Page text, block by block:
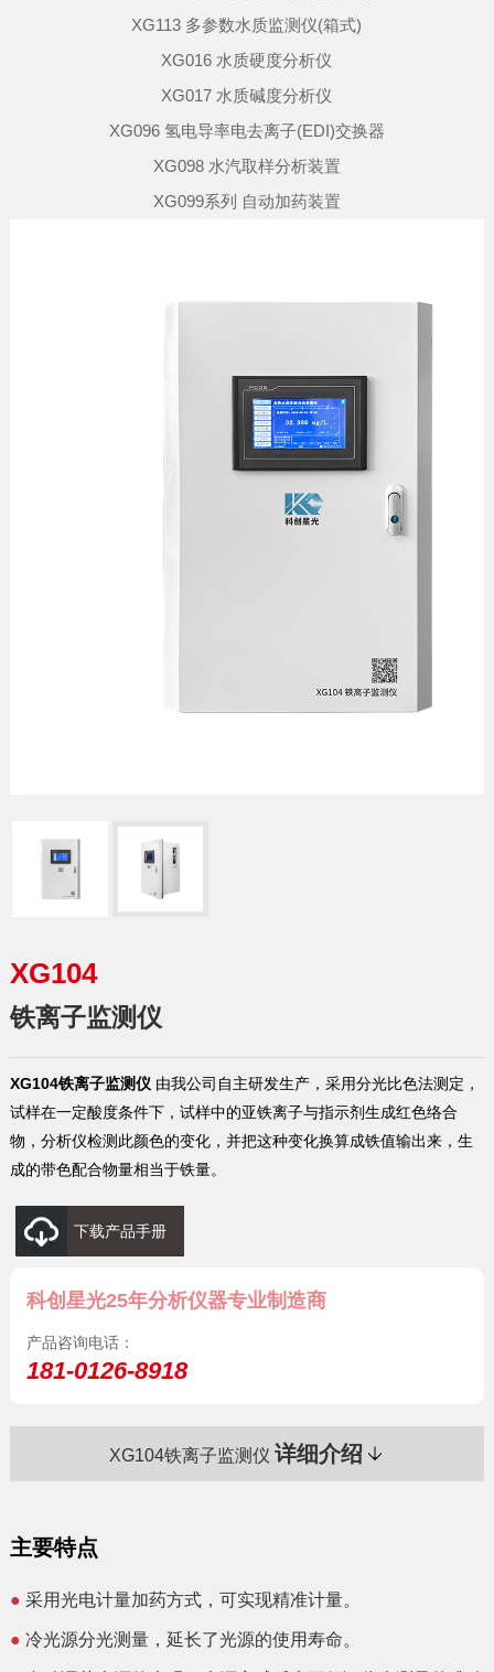
XG113 多参数水质监测仪(箱式)
XG016 水质硬度分析仪
XG017 水质碱度分析仪
XG096 氢电导率电去离子(EDI)交换器
XG098 水汽取样分析装置
XG099系列 自动加药装置
XG104
铁离子监测仪
XG104铁离子监测仪由我公司自主研发生产，采用分光比色法测定，
试样在一定酸度条件下，试样中的亚铁离子与指示剂生成红色络合
物，分析仪检测此颜色的变化，并把这种变化换算成铁值输出来，生
成的带色配合物量相当于铁量。
下载产品手册
科创星光25年分析仪器专业制造商
产品咨询电话：
181-0126-8918
XG104铁离子监测仪 详细介绍
主要特点
● 采用光电计量加药方式，可实现精准计量。
● 冷光源分光测量，延长了光源的使用寿命。